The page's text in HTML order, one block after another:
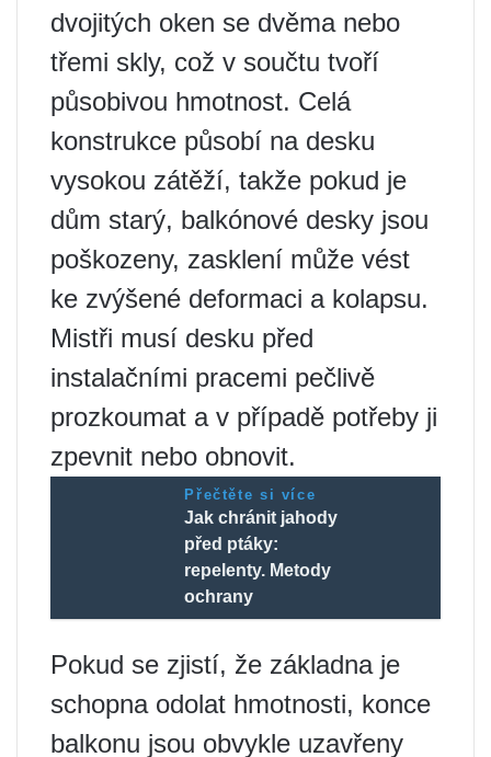
dvojitých oken se dvěma nebo
třemi skly, což v součtu tvoří
působivou hmotnost. Celá
konstrukce působí na desku
vysokou zátěží, takže pokud je
dům starý, balkónové desky jsou
poškozeny, zasklení může vést
ke zvýšené deformaci a kolapsu.
Mistři musí desku před
instalačními pracemi pečlivě
prozkoumat a v případě potřeby ji
zpevnit nebo obnovit.
Přečtěte si více
Jak chránit jahody
před ptáky:
repelenty. Metody
ochrany
Pokud se zjistí, že základna je
schopna odolat hmotnosti, konce
balkonu jsou obvykle uzavřeny